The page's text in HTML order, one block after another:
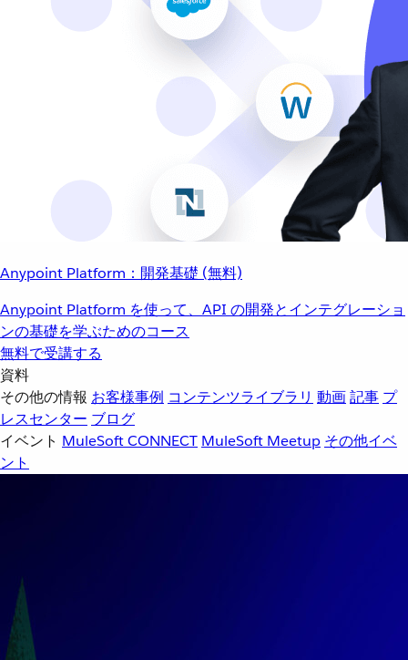
Anypoint Platform：開発基礎 (無料)
Anypoint Platform を使って、API の開発とインテグレーショ
ンの基礎を学ぶためのコース
無料で受講する
資料
その他の情報 お客様事例 コンテンツライブラリ 動画記事 プ
レスセンター ブログ
イベント MuleSoft CONNECT MuleSoft Meetup その他イベ
ント